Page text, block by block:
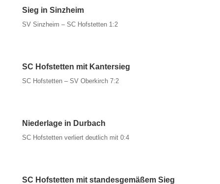
Sieg in Sinzheim
SV Sinzheim – SC Hofstetten 1:2
SC Hofstetten mit Kantersieg
SC Hofstetten – SV Oberkirch 7:2
Niederlage in Durbach
SC Hofstetten verliert deutlich mit 0:4
SC Hofstetten mit standesgemäßem Sieg